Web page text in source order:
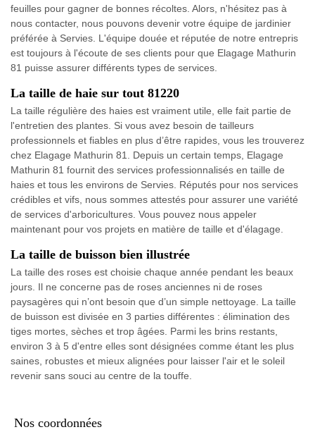
feuilles pour gagner de bonnes récoltes. Alors, n'hésitez pas à
nous contacter, nous pouvons devenir votre équipe de jardinier
préférée à Servies. L'équipe douée et réputée de notre entrepris
est toujours à l'écoute de ses clients pour que Elagage Mathurin
81 puisse assurer différents types de services.
La taille de haie sur tout 81220
La taille régulière des haies est vraiment utile, elle fait partie de
l'entretien des plantes. Si vous avez besoin de tailleurs
professionnels et fiables en plus d’être rapides, vous les trouverez
chez Elagage Mathurin 81. Depuis un certain temps, Elagage
Mathurin 81 fournit des services professionnalisés en taille de
haies et tous les environs de Servies. Réputés pour nos services
crédibles et vifs, nous sommes attestés pour assurer une variété
de services d'arboricultures. Vous pouvez nous appeler
maintenant pour vos projets en matière de taille et d'élagage.
La taille de buisson bien illustrée
La taille des roses est choisie chaque année pendant les beaux
jours. Il ne concerne pas de roses anciennes ni de roses
paysagères qui n’ont besoin que d’un simple nettoyage. La taille
de buisson est divisée en 3 parties différentes : élimination des
tiges mortes, sèches et trop âgées. Parmi les brins restants,
environ 3 à 5 d'entre elles sont désignées comme étant les plus
saines, robustes et mieux alignées pour laisser l'air et le soleil
revenir sans souci au centre de la touffe.
Nos coordonnées